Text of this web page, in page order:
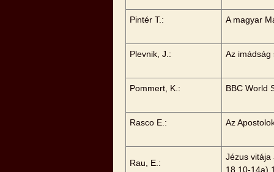
Pintér T.: A magyar
Plevnik, J.: Az imádság
Pommert, K.: BBC World
Rasco E.: Az
Rau, E.:
Jézus vitája
18,10-14a)